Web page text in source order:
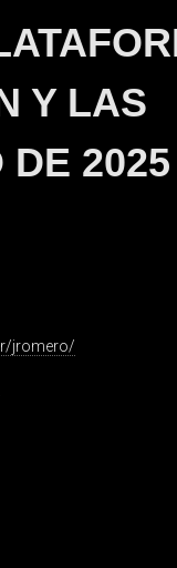
Y LAS
DE 2025
jromero/